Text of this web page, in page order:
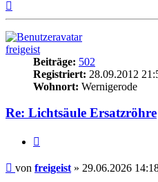
freigeist
Beiträge: 502
Registriert: 28.09.2012
Wohnort: Wernigerode
Re: Lichtsäule Ersatzröhre
Beitrag
von freigeist » 29.06.2026